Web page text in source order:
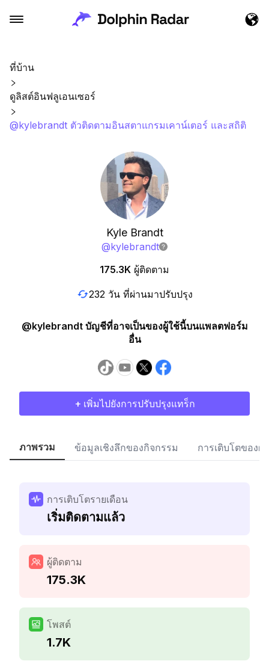
ที่บ้าน
ดูลิสต์อินฟลูเอนเซอร์
@kylebrandt ตัวติดตามอินสตาแกรมเคาน์เตอร์ และสถิติ
Kyle Brandt
@kylebrandt
175.3K ผู้ติดตาม
232 วัน ที่ผ่านมาปรับปรุง
@kylebrandt บัญชีที่อาจเป็นของผู้ใช้นี้บนแพลตฟอร์ม
อื่น
+ เพิ่มไปยังการปรับปรุงแทร็ก
ภาพรวม ข้อมูลเชิงลึกของกิจกรรม การเติบโตของผู้
การเติบโตรายเดือน
เริ่มติดตามแล้ว
ผู้ติดตาม
175.3K
โพสต์
1.7K